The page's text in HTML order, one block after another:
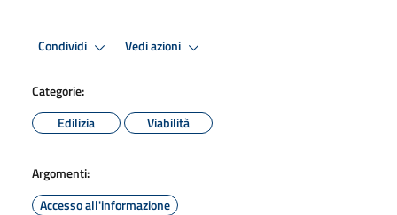
Condividi Vedi azioni
Categorie:
Edilizia
Viabilità
Argomenti:
Accesso all'informazione